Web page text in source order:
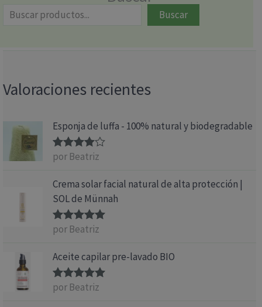
Buscar
Valoraciones recientes
Esponja de luffa - 100% natural y biodegradable
Valorado
por Beatriz
Crema solar facial natural de alta protección |
SOL de Münnah
Valorado
por Beatriz
Aceite capilar pre-lavado BIO
Valorado
por Beatriz